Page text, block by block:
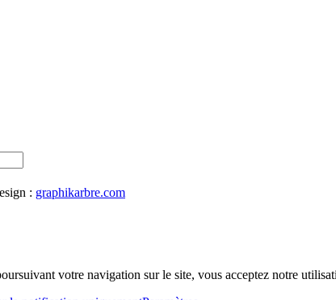
: graphikarbre.com
votre navigation sur le site, vous acceptez notre